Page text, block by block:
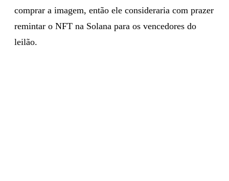
comprar a imagem, então ele consideraria com prazer
remintar o NFT na Solana para os vencedores do
leilão.